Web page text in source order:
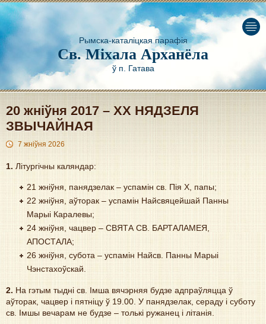
Рымска-каталіцкая парафія
Св. Міхала Арханёла
ў п. Гатава
20 жніўня 2017 – XX НЯДЗЕЛЯ
ЗВЫЧАЙНАЯ
7 жніўня 2026
1. Літургічны каляндар:
21 жніўня, панядзелак – успамін cв. Пія Х, папы;
22 жніўня, аўторак – успамін Найсвяцейшай Панны
Марыі Каралевы;
24 жніўня, чацвер – СВЯТА СВ. БАРТАЛАМЕЯ,
АПОСТАЛА;
26 жніўня, субота – успамін Найсв. Панны Марыі
Чэнстахоўcкай.
2. На гэтым тыдні св. Імша вячэрняя будзе адпраўляцца ў
аўторак, чацвер i пятніцу ў 19.00. У панядзелак, сераду i суботу
св. Iмшы вечарам не будзе – толькі ружанец i літанія.